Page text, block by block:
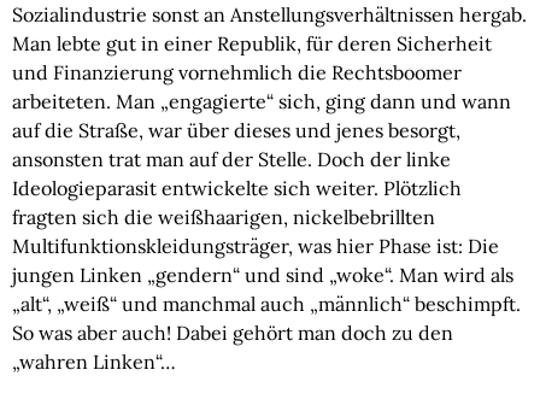
Sozialindustrie sonst an Anstellungsverhältnissen hergab.
Man lebte gut in einer Republik, für deren Sicherheit
und Finanzierung vornehmlich die Rechtsboomer
arbeiteten. Man „engagierte“ sich, ging dann und wann
auf die Straße, war über dieses und jenes besorgt,
ansonsten trat man auf der Stelle. Doch der linke
Ideologieparasit entwickelte sich weiter. Plötzlich
fragten sich die weißhaarigen, nickelbebrillten
Multifunktionskleidungsträger, was hier Phase ist: Die
jungen Linken „gendern“ und sind „woke“. Man wird als
„alt“, „weiß“ und manchmal auch „männlich“ beschimpft.
So was aber auch! Dabei gehört man doch zu den
„wahren Linken“…